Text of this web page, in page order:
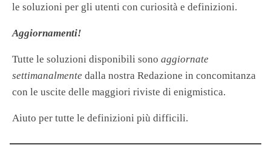
le soluzioni per gli utenti con curiosità e definizioni.
Aggiornamenti!
Tutte le soluzioni disponibili sono aggiornate
settimanalmente dalla nostra Redazione in concomitanza
con le uscite delle maggiori riviste di enigmistica.
Aiuto per tutte le definizioni più difficili.